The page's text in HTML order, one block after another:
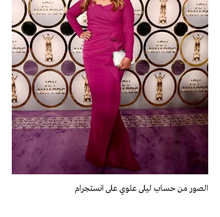
الصور من حساب ليلى علوي على انستجرام